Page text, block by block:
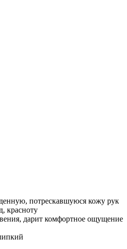
потрескавшуюся кожу рук
красноту
дарит комфортное ощущение